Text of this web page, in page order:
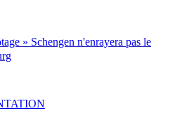
» Schengen n'enrayera pas le